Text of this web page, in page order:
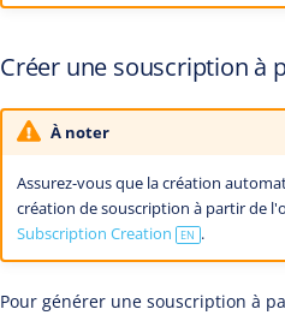
Créer une souscription à
À noter
Assurez-vous que la création
création de souscription à partir de
Subscription Creation
EN .
Pour générer une souscription à